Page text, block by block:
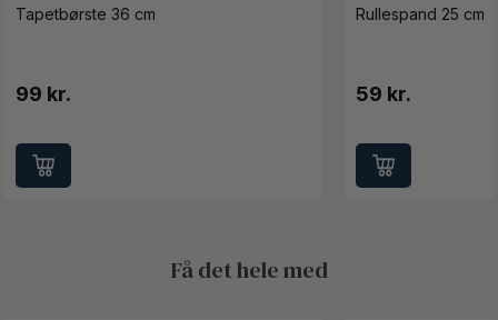
Tapetbørste 36 cm
99 kr.
Rullespand 25 cm
59 kr.
Få det hele med